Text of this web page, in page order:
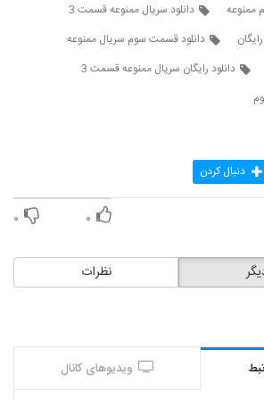
ممنوعه
دانلود سریال ممنوعه قسمت 3
دانلود قسمت سوم سریال ممنوعه
دانلود رایگان سریال ممنوعه قسمت 3
دنبال کردن
۰ ۰
نظرات
ویدیوهای کانال